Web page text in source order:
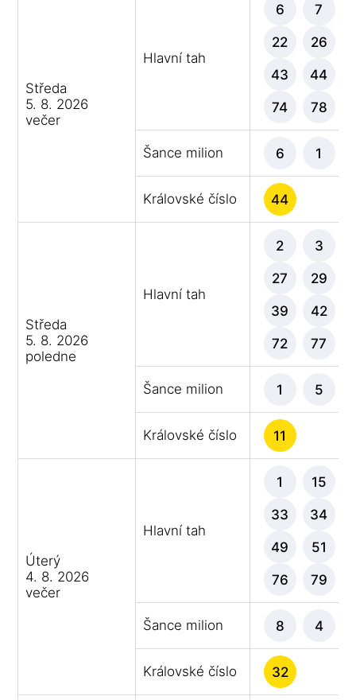
Středa
5. 8. 2026
večer
Hlavní tah
6 7
22 26
43 44
74 78
Šance milion 6 1
Královské číslo 44
Středa
5. 8. 2026
poledne
Hlavní tah
2 3
27 29
39 42
72 77
Šance milion 1 5
Královské číslo 11
Úterý
4. 8. 2026
večer
Hlavní tah
1 15
33 34
49 51
76 79
Šance milion 8 4
Královské číslo 32